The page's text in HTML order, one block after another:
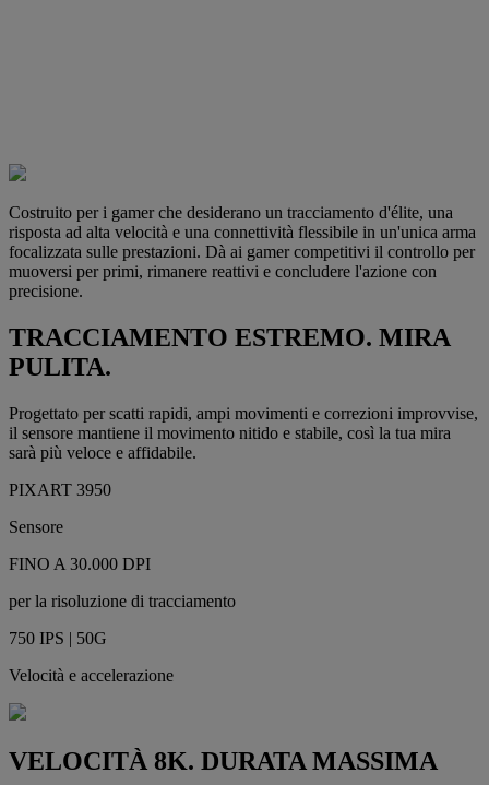
Costruito per i gamer che desiderano un tracciamento d'élite, una
risposta ad alta velocità e una connettività flessibile in un'unica arma
focalizzata sulle prestazioni. Dà ai gamer competitivi il controllo per
muoversi per primi, rimanere reattivi e concludere l'azione con
precisione.
TRACCIAMENTO ESTREMO. MIRA
PULITA.
Progettato per scatti rapidi, ampi movimenti e correzioni improvvise,
il sensore mantiene il movimento nitido e stabile, così la tua mira
sarà più veloce e affidabile.
PIXART 3950
Sensore
FINO A 30.000 DPI
per la risoluzione di tracciamento
750 IPS | 50G
Velocità e accelerazione
VELOCITÀ 8K. DURATA MASSIMA